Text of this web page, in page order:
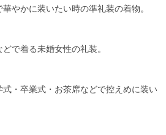
やかに装いたい時の準礼装の着物。
で着る未婚女性の礼装。
・卒業式・お茶席などで控えめに装い